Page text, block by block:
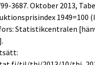
3687.Oktober 2013,
1949=100
Statistikcentralen